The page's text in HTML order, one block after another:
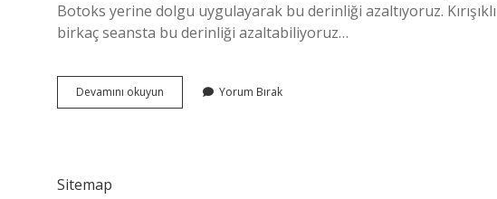
Botoks yerine dolgu uygulayarak bu derinliği azaltıyoruz.
birkaç seansta bu derinliği azaltabiliyoruz…
Devamını okuyun
Kırışıklıklar
Yorum Bırak
Sitemap